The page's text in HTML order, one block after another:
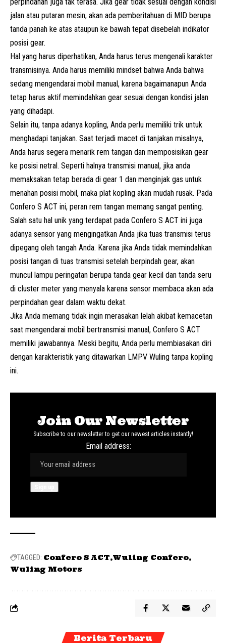
jalan atau putaran mesin, akan ada pemberitahuan di MID berupa
tanda panah ke atas ataupun ke bawah tepat disebelah indikator
posisi gear.
Hal yang harus diperhatikan, Anda harus terus mengenali karakter
transmisinya. Anda harus memiliki mindset bahwa Anda bahwa
sedang mengendarai mobil manual, karena bagaimanapun Anda
tetap harus aktif memindahkan gear sesuai dengan kondisi jalan
yang dihadapi.
Selain itu, tanpa adanya kopling, Anda perlu memiliki trik untuk
menghadapi tanjakan. Saat terjadi macet di tanjakan misalnya,
Anda harus segera menarik rem tangan dan memposisikan gear
ke posisi netral. Seperti halnya transmisi manual, jika anda
memaksakan tetap berada di gear 1 dan menginjak gas untuk
menahan posisi mobil, maka plat kopling akan mudah rusak. Pada
Confero S ACT ini, peran rem tangan memang sangat penting.
Salah satu hal unik yang terdapat pada Confero S ACT ini juga
adanya sensor yang mengingatkan Anda jika tuas transmisi terus
dipegang oleh tangah Anda. Karena jika Anda tidak memindahkan
posisi tangan di tuas transmisi setelah berpindah gear, akan
muncul lampu peringatan berupa tanda gear kecil dan tanda seru
di cluster meter yang menyala karena sensor membaca akan ada
perpindahan gear dalam waktu dekat.
Jika Anda memang tidak ingin merasakan lelah akibat kemacetan
saat mengendarai mobil bertransmisi manual, Confero S ACT
memiliki jawabannya. Meski begitu, Anda perlu membiasakan diri
dengan karakteristik yang ditawarkan LMPV Wuling tanpa kopling
ini.
Join Our Newsletter
Subscribe to our newsletter to get our newest articles instantly!
Email address:
TAGGED: Confero S ACT Wuling Confero
Wuling Motors
Berita Terbaru